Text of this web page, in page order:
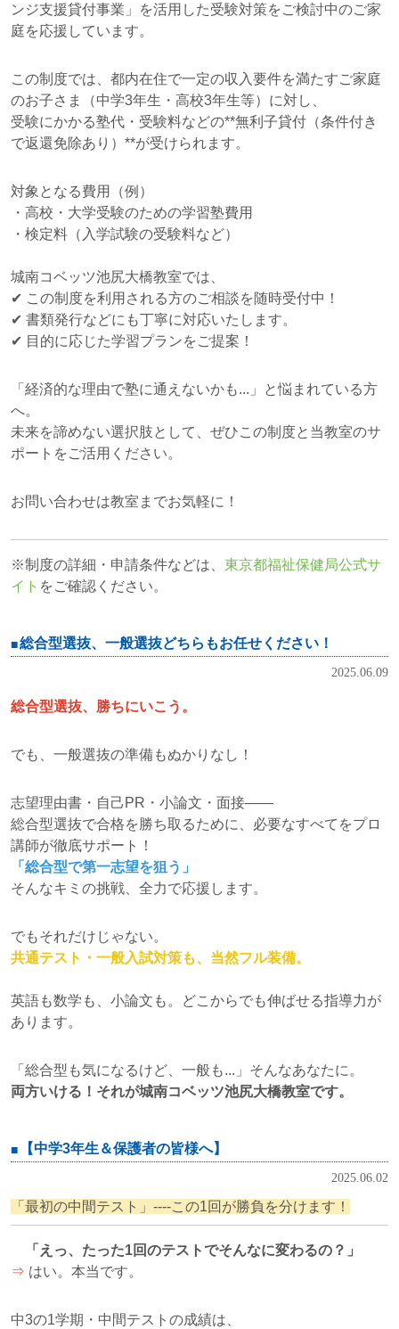
ンジ支援貸付事業」を活用した受験対策をご検討中のご家
庭を応援しています。
この制度では、都内在住で一定の収入要件を満たすご家庭
のお子さま（中学3年生・高校3年生等）に対し、
受験にかかる塾代・受験料などの**無利子貸付（条件付き
で返還免除あり）**が受けられます。
対象となる費用（例）
・高校・大学受験のための学習塾費用
・検定料（入学試験の受験料など）
城南コベッツ池尻大橋教室では、
✔ この制度を利用される方のご相談を随時受付中！
✔ 書類発行などにも丁寧に対応いたします。
✔ 目的に応じた学習プランをご提案！
「経済的な理由で塾に通えないかも...」と悩まれている方
へ。
未来を諦めない選択肢として、ぜひこの制度と当教室のサ
ポートをご活用ください。
お問い合わせは教室までお気軽に！
※制度の詳細・申請条件などは、 東京都福祉保健局公式サ
イト をご確認ください。
総合型選抜、一般選抜どちらもお任せください！
2025.06.09
総合型選抜、勝ちにいこう。
でも、一般選抜の準備もぬかりなし！
志望理由書・自己PR・小論文・面接――
総合型選抜で合格を勝ち取るために、必要なすべてをプロ
講師が徹底サポート！
「総合型で第一志望を狙う」
そんなキミの挑戦、全力で応援します。
でもそれだけじゃない。
共通テスト・一般入試対策も、当然フル装備。
英語も数学も、小論文も。どこからでも伸ばせる指導力が
あります。
「総合型も気になるけど、一般も...」そんなあなたに。
両方いける！それが城南コベッツ池尻大橋教室です。
【中学3年生＆保護者の皆様へ】
2025.06.02
「最初の中間テスト」----この1回が勝負を分けます！
「えっ、たった1回のテストでそんなに変わるの？」
⇒ はい。本当です。
中3の1学期・中間テストの成績は、